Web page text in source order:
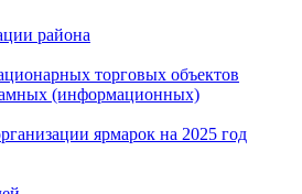
района
торговых объектов
(информационных)
ярмарок на 2025 год